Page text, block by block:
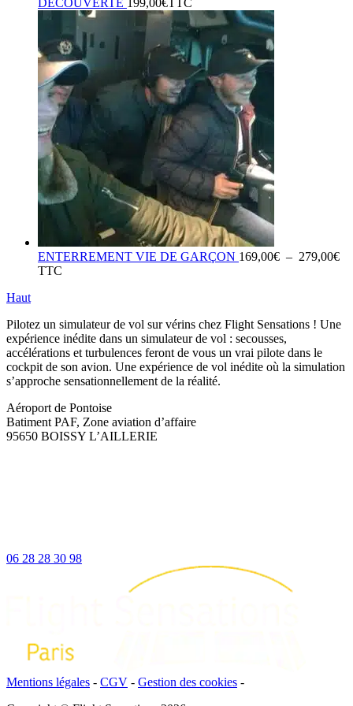
DECOUVERTE 199,00€TTC
ENTERREMENT VIE DE GARÇON 169,00€ – 279,00€
TTC
Haut
Pilotez un simulateur de vol sur vérins chez Flight Sensations ! Une
expérience inédite dans un simulateur de vol : secousses,
accélérations et turbulences feront de vous un vrai pilote dans le
cockpit de son avion. Une expérience de vol inédite où la simulation
s’approche sensationnellement de la réalité.
Aéroport de Pontoise
Batiment PAF, Zone aviation d’affaire
95650 BOISSY L’AILLERIE
06 28 28 30 98
Mentions légales - CGV - Gestion des cookies -